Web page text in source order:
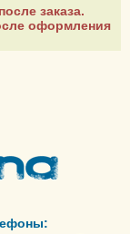
заказа.
оформления